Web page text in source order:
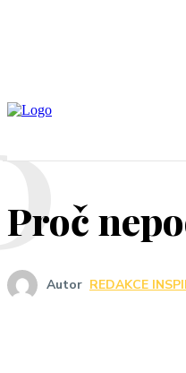
Proč
Autor REDAKCE